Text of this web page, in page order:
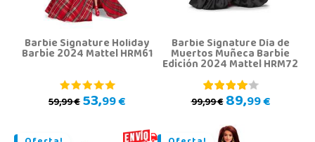
Barbie Signature Holiday
Barbie 2024 Mattel HRM61
59,99 €53,99 €
Barbie Signature Día de
Muertos Muñeca Barbie
Edición 2024 Mattel HRM72
99,99 €89,99 €